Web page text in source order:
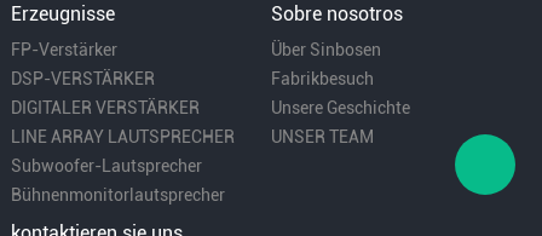
Erzeugnisse
FP-Verstärker
DSP-VERSTÄRKER
DIGITALER VERSTÄRKER
LINE ARRAY LAUTSPRECHER
Subwoofer-Lautsprecher
Bühnenmonitorlautsprecher
Sobre nosotros
Über Sinbosen
Fabrikbesuch
Unsere Geschichte
UNSER TEAM